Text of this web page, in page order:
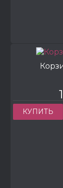
КУПИТЬ